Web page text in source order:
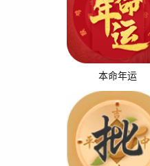
本命年运